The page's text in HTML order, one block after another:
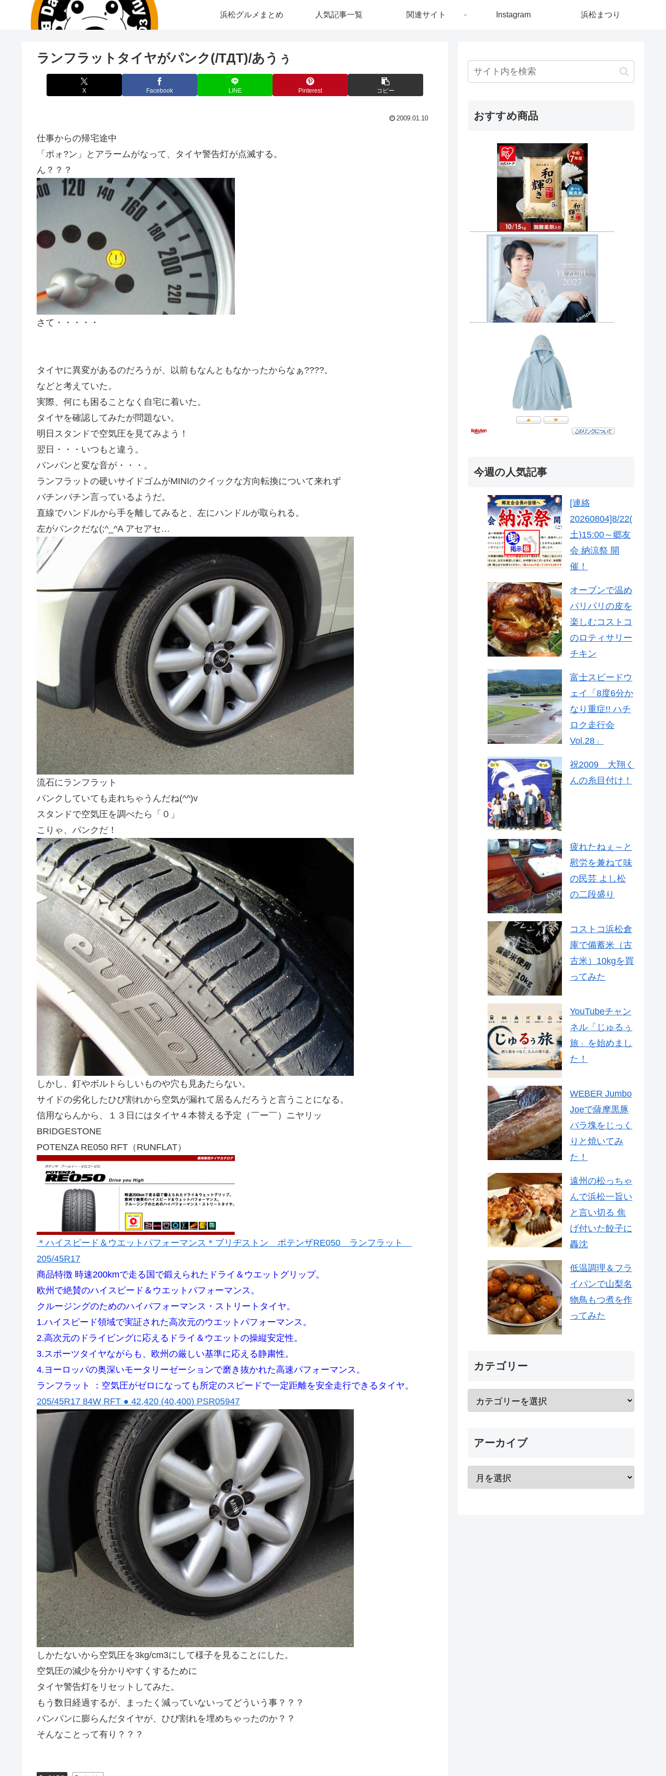
浜松グルメまとめ 人気記事一覧 関連サイト Instagram 浜松まつり
ランフラットタイヤがパンク(/TДT)/あうぅ
X Facebook LINE Pinterest コピー
2009.01.10
仕事からの帰宅途中
「ポォ?ン」とアラームがなって、タイヤ警告灯が点滅する。
ん？？？
さて・・・・・
タイヤに異変があるのだろうが、以前もなんともなかったからなぁ????。
などと考えていた。
実際、何にも困ることなく自宅に着いた。
タイヤを確認してみたが問題ない。
明日スタンドで空気圧を見てみよう！
翌日・・・いつもと違う。
パンパンと変な音が・・・。
ランフラットの硬いサイドゴムがMINIのクイックな方向転換について来れず
バチンバチン言っているようだ。
直線でハンドルから手を離してみると、左にハンドルが取られる。
左がパンクだな(;^_^A アセアセ…
流石にランフラット
パンクしていても走れちゃうんだね(^^)v
スタンドで空気圧を調べたら「０」
こりゃ、パンクだ！
しかし、釘やボルトらしいものや穴も見あたらない。
サイドの劣化したひび割れから空気が漏れて居るんだろうと言うことになる。
信用ならんから、１３日にはタイヤ４本替える予定（￣ー￣）ニヤリッ
BRIDGESTONE
POTENZA RE050 RFT（RUNFLAT）
＊ハイスピード＆ウエットパフォーマンス＊ブリヂストン ポテンザRE050 ランフラット
205/45R17
商品特徴 時速200kmで走る国で鍛えられたドライ＆ウエットグリップ。
欧州で絶賛のハイスピード＆ウエットパフォーマンス。
クルージングのためのハイパフォーマンス・ストリートタイヤ。
1.ハイスピード領域で実証された高次元のウエットパフォーマンス。
2.高次元のドライビングに応えるドライ＆ウエットの操縦安定性。
3.スポーツタイヤながらも、欧州の厳しい基準に応える静粛性。
4.ヨーロッパの奥深いモータリーゼーションで磨き抜かれた高速パフォーマンス。
ランフラット ：空気圧がゼロになっても所定のスピードで一定距離を安全走行できるタイヤ。
205/45R17 84W RFT ● 42,420 (40,400) PSR05947
しかたないから空気圧を3kg/cm3にして様子を見ることにした。
空気圧の減少を分かりやすくするために
タイヤ警告灯をリセットしてみた。
もう数日経過するが、まったく減っていないってどういう事？？？
パンパンに膨らんだタイヤが、ひび割れを埋めちゃったのか？？
そんなことって有り？？？
おすすめ商品
今週の人気記事
[連絡
20260804]8/22(
土)15:00～郷友
会 納涼祭 開
催！
オーブンで温め
パリパリの皮を
楽しむコストコ
のロティサリー
チキン
富士スピードウ
ェイ「8度6分か
なり重症!! ハチ
ロク走行会
Vol.28」
祝2009 大翔く
んの糸目付け！
疲れたねぇ～と
慰労を兼ねて味
の民芸 よし松
の二段盛り
コストコ浜松倉
庫で備蓄米（古
古米）10kgを買
ってみた
YouTubeチャン
ネル「じゅるぅ
旅」を始めまし
た！
WEBER Jumbo
Joeで薩摩黒豚
バラ塊をじっく
りと焼いてみ
た！
遠州の松っちゃ
んで浜松一旨い
と言い切る 焦
げ付いた餃子に
轟沈
低温調理＆フラ
イパンで山梨名
物鳥もつ煮を作
ってみた
カテゴリー
アーカイブ